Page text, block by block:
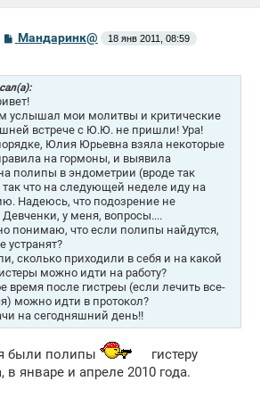
С
б
щ
е
н
и
е
Мандаринк@ 18 янв 2011, 08:59
услышал мои молитвы и критические
встрече с Ю.Ю. не пришли! Ура!
Юлия Юрьевна взяла некоторые
на гормоны, и выявила
полипы в эндометрии (вроде так
так что на следующей неделе иду на
Надеюсь, что подозрение не
Девченки, у меня, вопросы....
понимаю, что если полипы найдутся,
устранят?
сколько приходили в себя и на какой
можно идти на работу?
время после гистреы (если лечить все-
можно идти в протокол?
на сегодняшний день!!
были полипы
гистеру
в январе и апреле 2010 года.